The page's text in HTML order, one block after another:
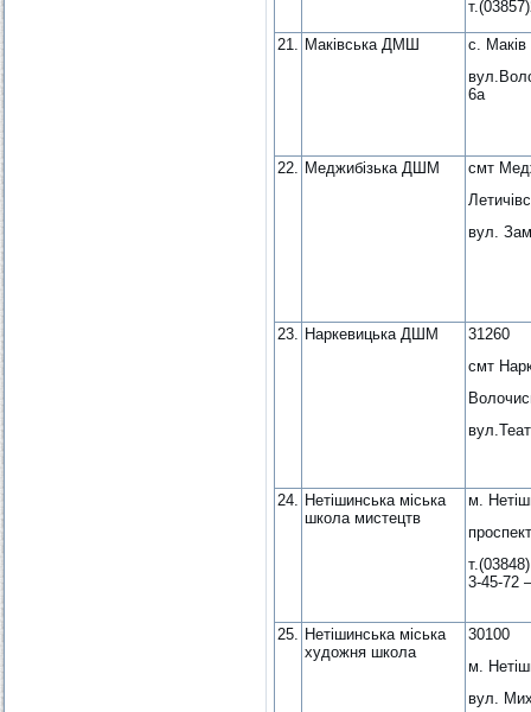
21. Маківська ДМШ
с. Маків
6а
22. Меджибізька ДШМ
смт
вул.
23. Наркевицька ДШМ
31260
смт
24. Нетішинська міська
школа мистецтв
м.
3-45-72
25. Нетішинська міська
художня школа
30100
м.
вул.